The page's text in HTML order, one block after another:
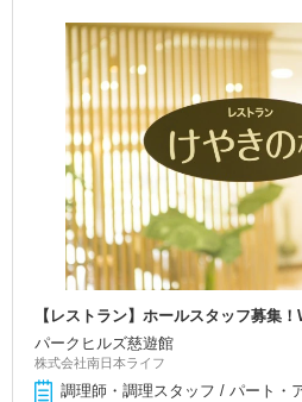
【レストラン】ホールスタッフ募集
パークヒルズ慈遊館
株式会社南日本ライフ
調理師・調理スタッフ / パート・